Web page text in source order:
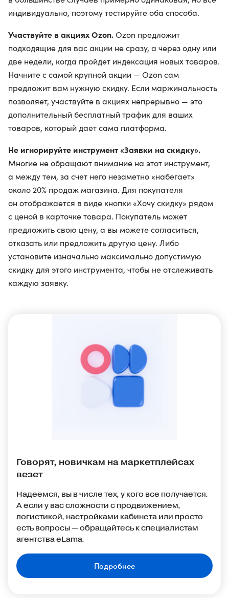
индивидуально, поэтому тестируйте оба способа.
Участвуйте в акциях Ozon.Ozon предложит
подходящие для вас акции не сразу, а через одну или
две недели, когда пройдет индексация новых товаров.
Начните с самой крупной акции — Ozon сам
предложит вам нужную скидку. Если маржинальность
позволяет, участвуйте в акциях непрерывно — это
дополнительный бесплатный трафик для ваших
товаров, который дает сама платформа.
Не игнорируйте инструмент «Заявки на скидку».
Многие не обращают внимание на этот инструмент,
а между тем, за счет него незаметно «набегает»
около 20% продаж магазина. Для покупателя
он отображается в виде кнопки «Хочу скидку» рядом
с ценой в карточке товара. Покупатель может
предложить свою цену, а вы можете согласиться,
отказать или предложить другую цену. Либо
установите изначально максимально допустимую
скидку для этого инструмента, чтобы не отслеживать
каждую заявку.
Говорят, новичкам на маркетплейсах
везет
Надеемся, вы в числе тех, у кого все получается.
А если у вас сложности с продвижением,
логистикой, настройками кабинета или просто
есть вопросы — обращайтесь к специалистам
агентства eLama.
Подробнее